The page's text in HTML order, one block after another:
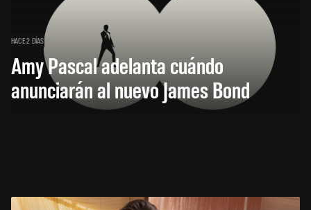
HACE 2 DÍAS
Amy Pascal adelanta cuándo
anunciarán al nuevo James Bond